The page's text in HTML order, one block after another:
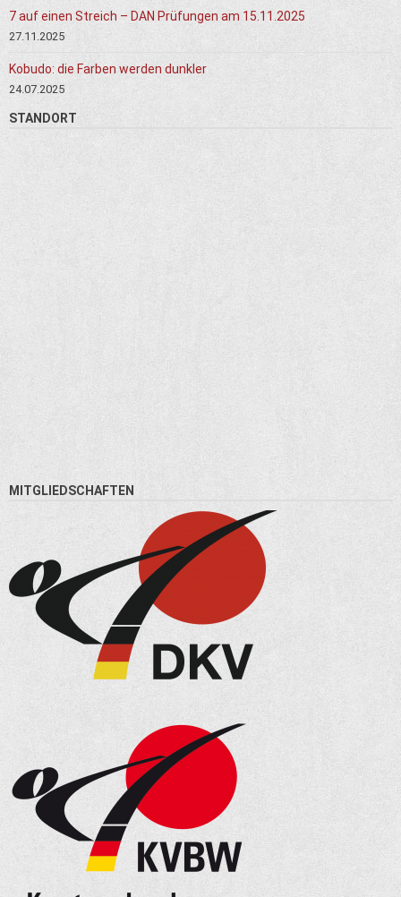
7 auf einen Streich – DAN Prüfungen am 15.11.2025
27.11.2025
Kobudo: die Farben werden dunkler
24.07.2025
STANDORT
MITGLIEDSCHAFTEN